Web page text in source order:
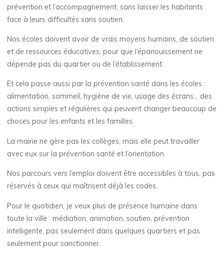
prévention et l’accompagnement, sans laisser les habitants
face à leurs difficultés sans soutien.
Nos écoles doivent avoir de vrais moyens humains, de soutien
et de ressources éducatives, pour que l’épanouissement ne
dépende pas du quartier ou de l’établissement.
Et cela passe aussi par la prévention santé dans les écoles :
alimentation, sommeil, hygiène de vie, usage des écrans… des
actions simples et régulières qui peuvent changer beaucoup de
choses pour les enfants et les familles.
La mairie ne gère pas les collèges, mais elle peut travailler
avec eux sur la prévention santé et l’orientation.
Nos parcours vers l’emploi doivent être accessibles à tous, pas
réservés à ceux qui maîtrisent déjà les codes.
Pour le quotidien, je veux plus de présence humaine dans
toute la ville : médiation, animation, soutien, prévention
intelligente, pas seulement dans quelques quartiers et pas
seulement pour sanctionner.